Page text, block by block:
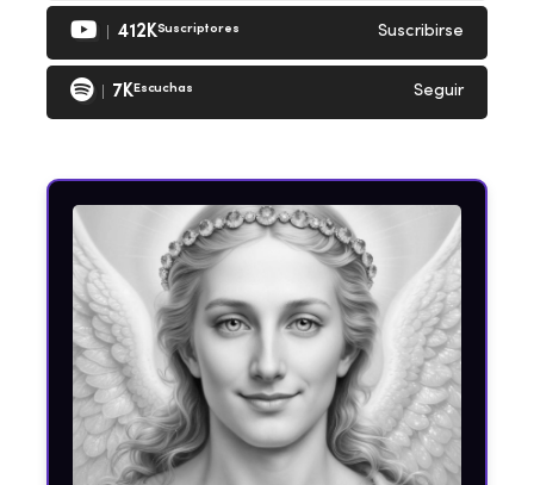
412KSuscriptores Suscribirse
7KEscuchas Seguir